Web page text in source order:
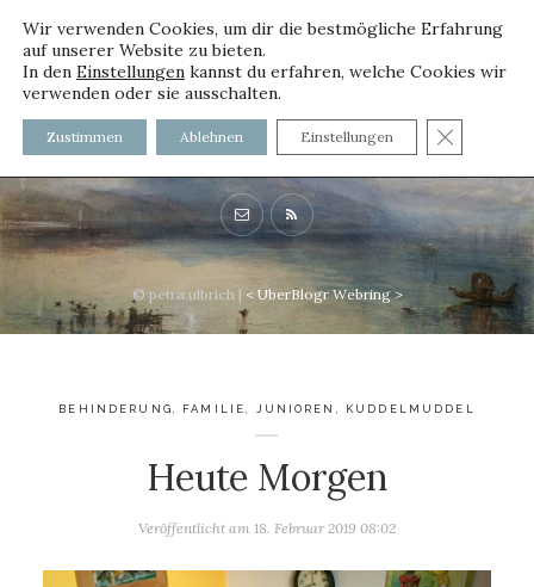
voller worte - mit und ohne
Innenfutter
© petra ulbrich | < UberBlogr Webring >
BEHINDERUNG, FAMILIE, JUNIOREN , KUDDELMUDDEL
Heute Morgen
Veröffentlicht am 18. Februar 2019 08:02
Wir verwenden Cookies, um dir die bestmögliche Erfahrung
auf unserer Website zu bieten.
In den Einstellungen kannst du erfahren, welche Cookies wir
verwenden oder sie ausschalten.
Zustimmen Ablehnen Einstellungen GDPR